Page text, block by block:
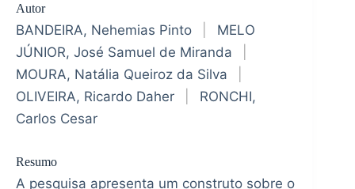
Autor
BANDEIRA, Nehemias Pinto
MELO
JÚNIOR, José Samuel de Miranda
MOURA, Natália Queiroz da Silva
OLIVEIRA, Ricardo Daher
RONCHI,
Carlos Cesar
Resumo
A pesquisa apresenta um construto sobre o